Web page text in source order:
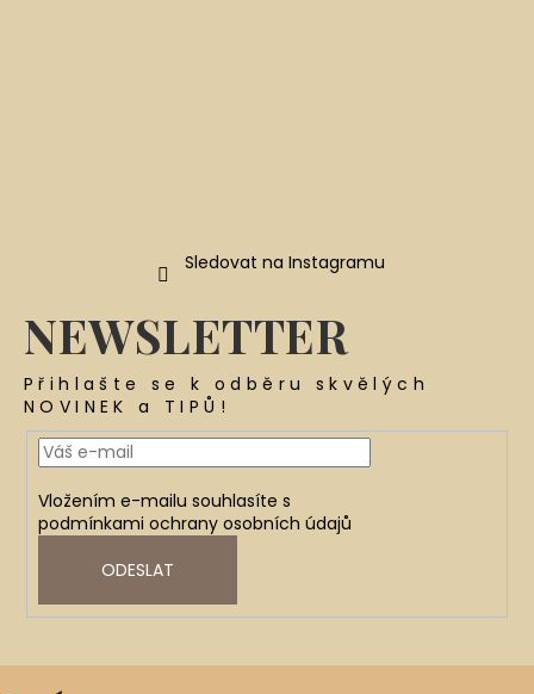
Sledovat na Instagramu
NEWSLETTER
Přihlašte se k odběru skvělých
NOVINEK a TIPŮ!
Vložením e-mailu souhlasíte s
podmínkami ochrany osobních údajů
ODESLAT